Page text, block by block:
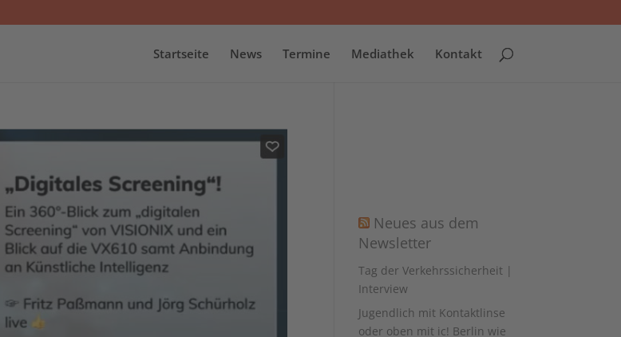
Startseite News Termine Mediathek Kontakt
Neues aus dem
Newsletter
Tag der Verkehrssicherheit |
Interview
Jugendlich mit Kontaktlinse
oder oben mit ic! Berlin wie